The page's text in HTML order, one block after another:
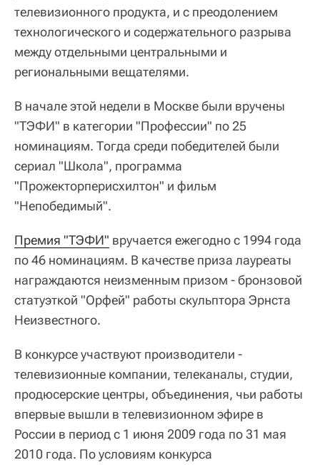
телевизионного продукта, и с преодолением
технологического и содержательного разрыва
между отдельными центральными и
региональными вещателями.
В начале этой недели в Москве были вручены
"ТЭФИ" в категории "Профессии" по 25
номинациям. Тогда среди победителей были
сериал "Школа", программа
"Прожекторперисхилтон" и фильм
"Непобедимый".
Премия "ТЭФИ" вручается ежегодно с 1994 года
по 46 номинациям. В качестве приза лауреаты
награждаются неизменным призом - бронзовой
статуэткой "Орфей" работы скульптора Эрнста
Неизвестного.
В конкурсе участвуют производители -
телевизионные компании, телеканалы, студии,
продюсерские центры, объединения, чьи работы
впервые вышли в телевизионном эфире в
России в период с 1 июня 2009 года по 31 мая
2010 года. По условиям конкурса